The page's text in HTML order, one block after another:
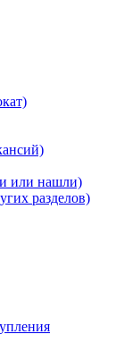
или нашли)
разделов)